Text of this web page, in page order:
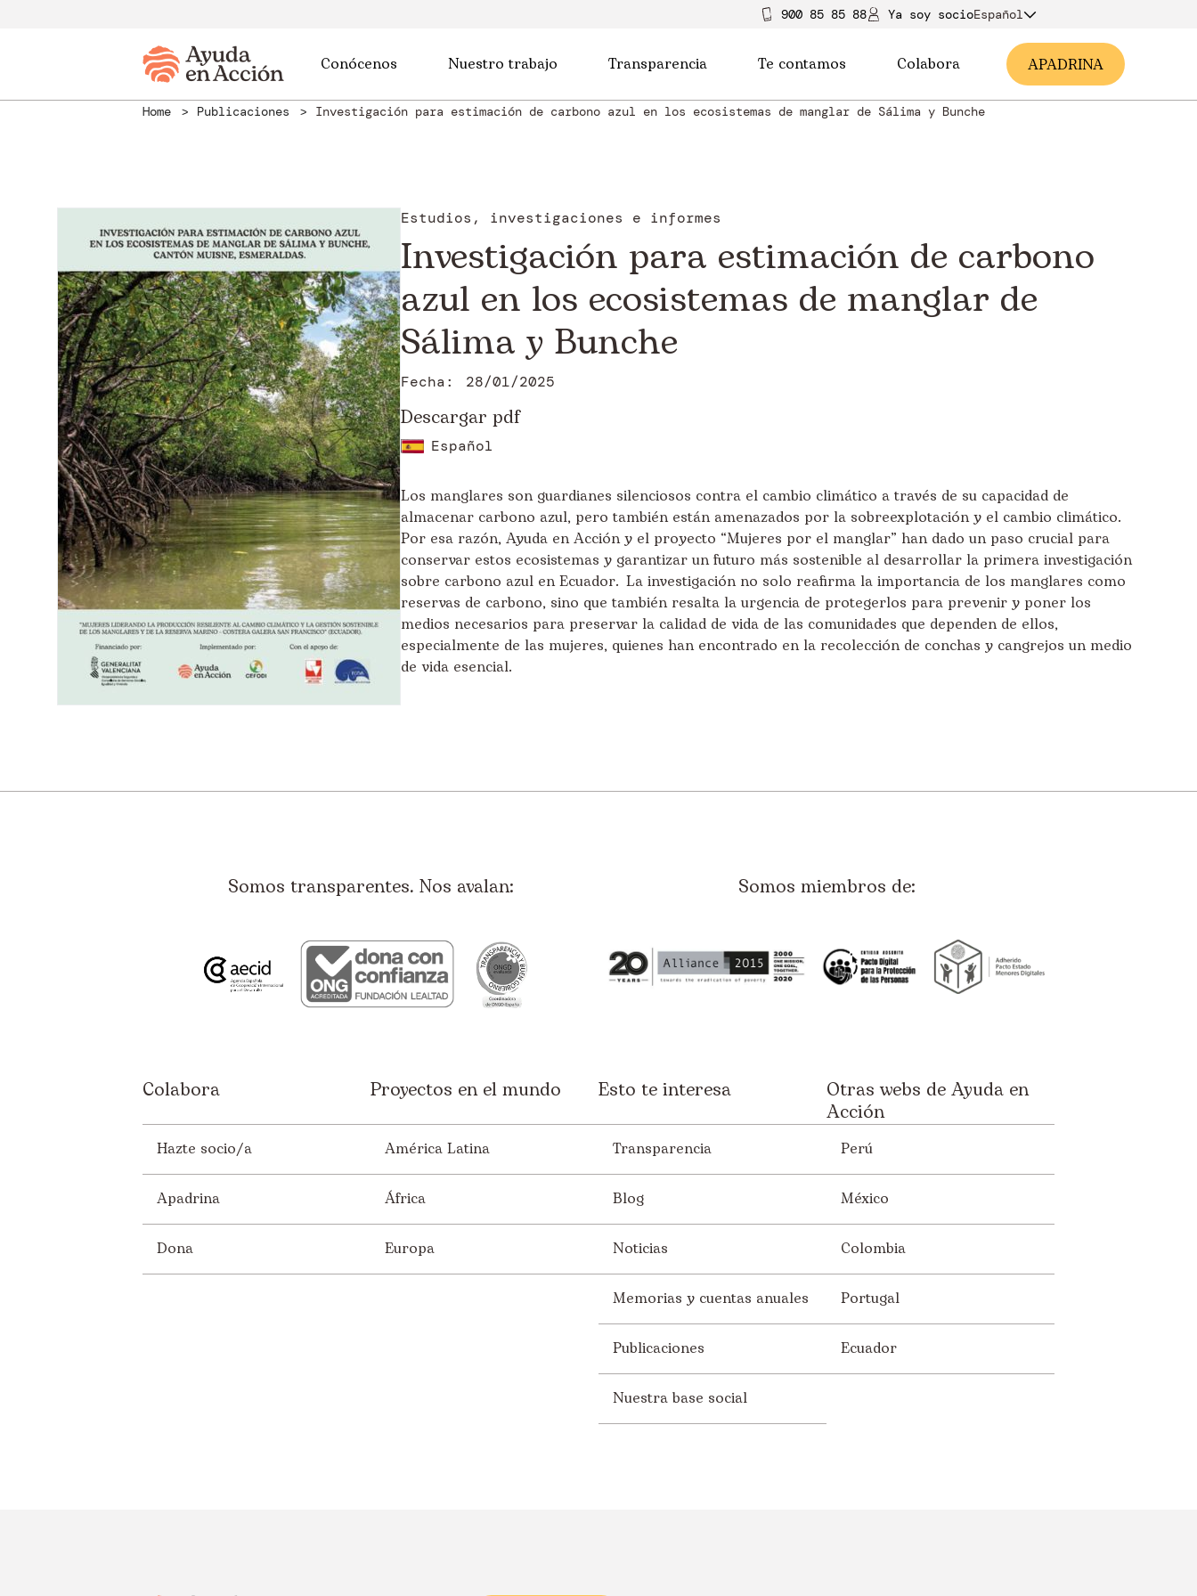
900 85 85 88 Ya soy socioEspañol
Conócenos Nuestro trabajo Transparencia Te contamos Colabora APADRINA
Home Publicaciones Investigación para estimación de carbono azul en los ecosistemas de manglar de Sálima y Bunche
Estudios, investigaciones e informes
Investigación para estimación de carbono
azul en los ecosistemas de manglar de
Sálima y Bunche
Fecha: 28/01/2025
Descargar pdf
Español
Los manglares son guardianes silenciosos contra el cambio climático a través de su capacidad de
almacenar carbono azul, pero también están amenazados por la sobreexplotación y el cambio climático.
Por esa razón, Ayuda en Acción y el proyecto “Mujeres por el manglar” han dado un paso crucial para
conservar estos ecosistemas y garantizar un futuro más sostenible al desarrollar la primera investigación
sobre carbono azul en Ecuador. La investigación no solo reafirma la importancia de los manglares como
reservas de carbono, sino que también resalta la urgencia de protegerlos para prevenir y poner los
medios necesarios para preservar la calidad de vida de las comunidades que dependen de ellos,
especialmente de las mujeres, quienes han encontrado en la recolección de conchas y cangrejos un medio
de vida esencial.
Somos transparentes. Nos avalan: Somos miembros de:
Colabora
Hazte socio/a
Apadrina
Dona
Proyectos en el mundo
América Latina
África
Europa
Esto te interesa
Transparencia
Blog
Noticias
Memorias y cuentas anuales
Publicaciones
Nuestra base social
Otras webs de Ayuda en
Acción
Perú
México
Colombia
Portugal
Ecuador